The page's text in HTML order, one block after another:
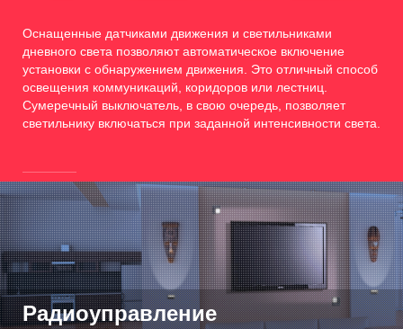
Оснащенные датчиками движения и светильниками
дневного света позволяют автоматическое включение
установки с обнаружением движения. Это отличный способ
освещения коммуникаций, коридоров или лестниц.
Сумеречный выключатель, в свою очередь, позволяет
светильнику включаться при заданной интенсивности света.
Радиоуправление